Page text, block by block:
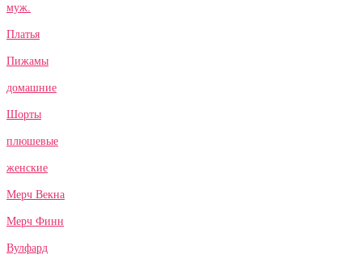
муж.
Платья
Пижамы
домашние
Шорты
плюшевые
женские
Мерч Векна
Мерч Финн
Вулфард